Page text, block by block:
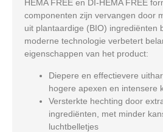
HEMA FREE en DI-HEMA FREE
componenten zijn vervangen door
uit plantaardige (BIO) ingrediënten
moderne technologie verbetert
eigenschappen van het product:
Diepere en effectievere
hogere apexen en intensere
Versterkte hechting door
ingrediënten, met minder
luchtbelletjes